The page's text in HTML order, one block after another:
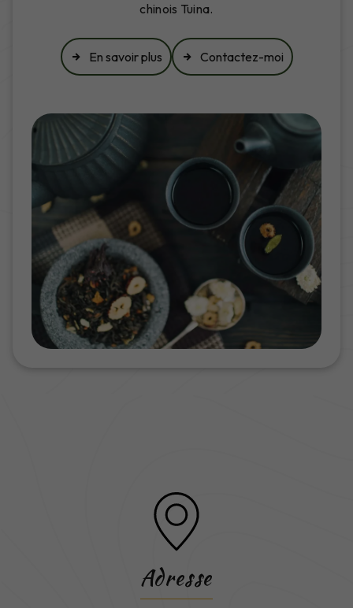
chinois Tuina.
En savoir plus Contactez-moi
Adresse